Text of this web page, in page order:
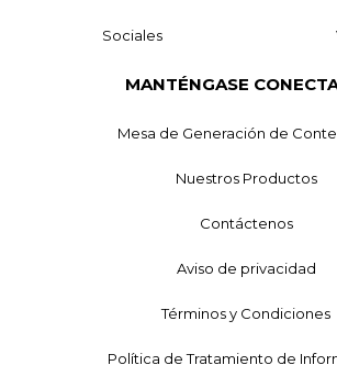
Sociales
MANTÉNGASE
Mesa de Generación de
Nuestros Productos
Contáctenos
Aviso de privacidad
Términos y Condiciones
Política de Tratamiento de